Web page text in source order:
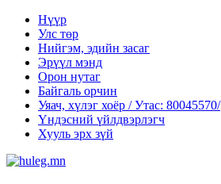
Нүүр
Улс төр
Нийгэм, эдийн засаг
Эрүүл мэнд
Орон нутаг
Байгаль орчин
Уяач, хүлэг хоёр / Утас: 80045570/
Үндэсний үйлдвэрлэгч
Хууль эрх зүй